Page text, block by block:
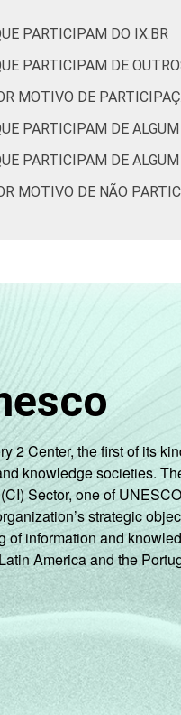
Média (de 50 a
PARTICIPAM DO IX.BR
PARTICIPAM DE
MOTIVO DE
PARTICIPAM DE
PARTICIPAM DE
MOTIVO DE NÃO
2 Center, the first of its
knowledge societies.
Sector, one of
strategic
of information and
America and the